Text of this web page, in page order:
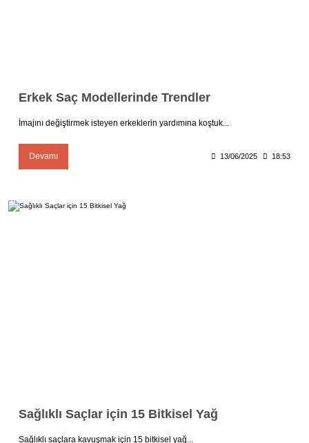
Erkek Saç Modellerinde Trendler
İmajını değiştirmek isteyen erkeklerin yardımına koştuk...
Devamı 13/06/2025 18:53
Sağlıklı Saçlar için 15 Bitkisel Yağ
Sağlıklı saçlara kavuşmak için 15 bitkisel yağ...